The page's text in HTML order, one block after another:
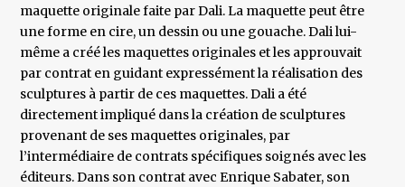
maquette originale faite par Dali. La maquette peut être
une forme en cire, un dessin ou une gouache. Dali lui-
même a créé les maquettes originales et les approuvait
par contrat en guidant expressément la réalisation des
sculptures à partir de ces maquettes. Dali a été
directement impliqué dans la création de sculptures
provenant de ses maquettes originales, par
l’intermédiaire de contrats spécifiques soignés avec les
éditeurs. Dans son contrat avec Enrique Sabater, son